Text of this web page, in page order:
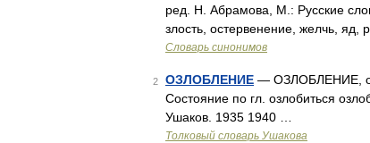
ред. Н. Абрамова, М.: Русские
злость, остервенение, желчь, яд,
Словарь синонимов
2 ОЗЛОБЛЕНИЕ — ОЗЛОБЛЕНИЕ,
Состояние по гл. озлобиться
Ушаков. 1935 1940 …
Толковый словарь Ушакова